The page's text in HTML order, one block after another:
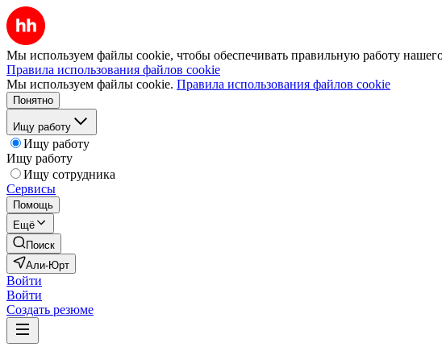
Мы используем файлы cookie, чтобы обеспечивать правильную работу нашего
Правила использования файлов cookie
Мы используем файлы cookie. Правила использования файлов cookie
Понятно
Ищу работу
Ищу работу
Ищу работу
Ищу сотрудника
Сервисы
Помощь
Ещё
Поиск
Али-Юрт
Войти
Войти
Создать резюме